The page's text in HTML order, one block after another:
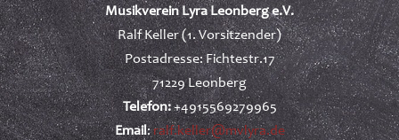
Musikverein Lyra Leonberg e.V.
Ralf Keller (1. Vorsitzender)
Postadresse: Fichtestr.17
71229 Leonberg
Telefon:+4915569279965
Email:ralf.keller@mvlyra.de